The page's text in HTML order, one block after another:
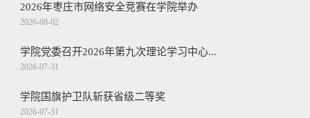
2026年枣庄市网络安全竞赛在学院举办
2026-08-02
学院党委召开2026年第九次理论学习中心...
2026-07-31
学院国旗护卫队斩获省级二等奖
2026-07-31